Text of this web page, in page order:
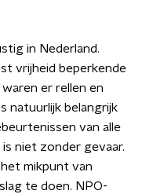
in Nederland.
vrijheid beperkende
er rellen en
natuurlijk belangrijk
van alle
niet zonder gevaar.
mikpunt van
te doen. NPO-